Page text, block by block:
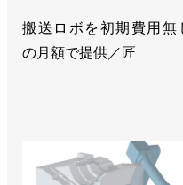
ムの構築に向けた覚書
>>売上収益が過去最
>>キュウリの葉かき作
搬送ロボを初期費用無
の月額で提供／匠